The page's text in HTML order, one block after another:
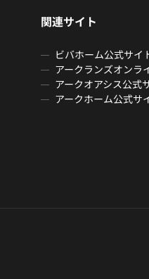
関連サイト
ビバホーム公式サイ
アークランズオンラ
アークオアシス公式
アークホーム公式サ